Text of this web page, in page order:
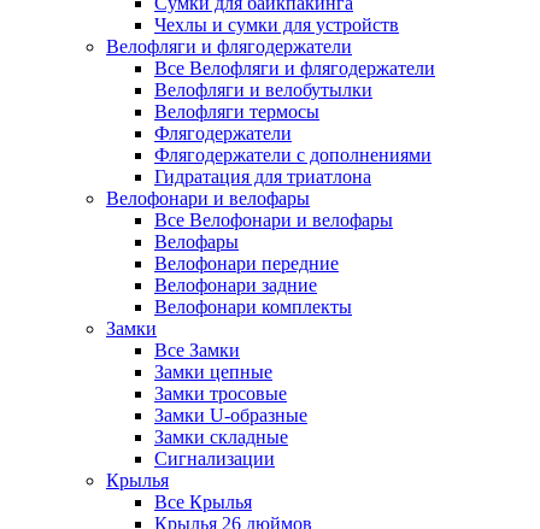
Чехлы и сумки для устройств
Велофляги и флягодержатели
Все Велофляги и флягодержатели
Велофляги и велобутылки
Велофляги термосы
Флягодержатели
Флягодержатели с дополнениями
Гидратация для триатлона
Велофонари и велофары
Все Велофонари и велофары
Велофары
Велофонари передние
Велофонари задние
Велофонари комплекты
Замки
Все Замки
Замки цепные
Замки тросовые
Замки U-образные
Замки складные
Сигнализации
Крылья
Все Крылья
Крылья 26 дюймов